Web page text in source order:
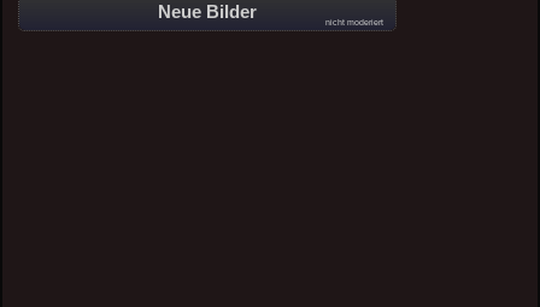
Neue Bilder
nicht moderiert